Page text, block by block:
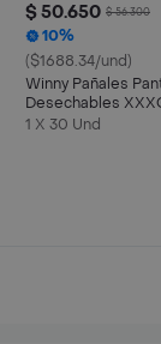
$ 50.650 $ 56.300
10%
($1688.34/und)
Winny Pañales
Desechables
1 X 30 Und